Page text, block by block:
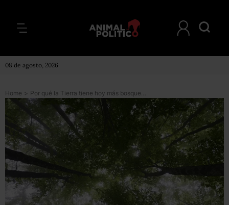
08 de agosto, 2026
Home > Por qué la Tierra tiene hoy más bosques que en 1982 (y por qué esto no es necesariamente una buena noticia)